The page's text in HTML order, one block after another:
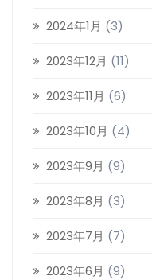
2024年1月 (3)
2023年12月 (11)
2023年11月 (6)
2023年10月 (4)
2023年9月 (9)
2023年8月 (3)
2023年7月 (7)
2023年6月 (9)